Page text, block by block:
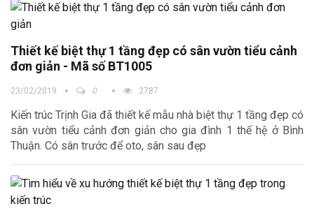
Thiết kế biệt thự 1 tầng đẹp có sân vườn tiểu cảnh
đơn giản - Mã số BT1005
23/02/2019 0 2787
Kiến trúc Trịnh Gia đã thiết kế mẫu nhà biệt thự 1 tầng đẹp có
sân vườn tiểu cảnh đơn giản cho gia đình 1 thế hệ ở Bình
Thuận. Có sân trước để oto, sân sau đẹp